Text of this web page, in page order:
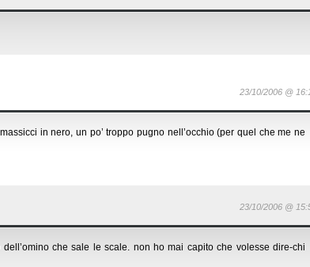
23/10/2006 @
in nero, un po’ troppo pugno nell’occhio (per quel che me ne
23/10/2006 @
che sale le scale. non ho mai capito che volesse dire-chi